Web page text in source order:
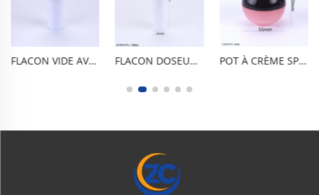
FLACON VIDE AVEC POMPE À MOUSSE EN PET ALIMENTAIRE SANS BPA DE 50 ML / 1,7 OZ, DISTRIBUTEUR DE NETTOYANT FACIAL. MOUSSE FINE EN UNE SEULE PRESSION, ÉTANCHE À L'AIR ET AUX FUITES, DESIGN CYLINDRIQUE BRILLANT. LÉGER ET PORTABLE, DURABLE ET RÉSISTANT AUX CHOCS, RÉUTILISABLE ET FACILE À NETTOYER. POUR MOUSSE ET SAVON POUR LES MAINS FLACON DOSEUR EN MOUSSE PET SANS BPA, DE QUALITÉ ALIMENTAIRE, 100 ML / 3,3 OZ, VIDE, DESTINÉ AUX NETTOYANTS POUR LE VISAGE. MOUSSE FINE À UNE SEULE PRESSION, ÉTANCHE À L’AIR ET À LA FUITE, DESIGN CYLINDRIQUE BRILLANT. LÉGER ET PORTABLE, RÉSISTANT AUX CHOCS ET AUX CASSURES, RÉUTILISABLE ET FACILE À NETTOYER. POUR MOUSSES ET SAVONS POUR LES MAINS POT À CRÈME SPHÉRIQUE EN PP DE 30 G / 1 OZ, RÉCIPIENT BRILLANT COULEUR MACARON VIOLET AVEC BOUCHON INTÉRIEUR ET COUVERCLE. SANS BPA, CONFORME AUX NORMES ALIMENTAIRES, LARGE OUVERTURE, ÉTANCHE, HERMÉTIQUE, ANTI-OXYDANT, RÉUTILISABLE, DURABLE ET RÉSISTANT AUX CHOCS. POUR CRÈMES POUR LES YEUX, CRÈMES POUR LE VISAGE, MASQUES POUR LES LÈVRES ET SOINS DE LA PEAU.